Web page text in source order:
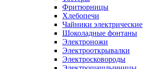
Фритюрницы
Хлебопечи
Чайники электрические
Шоколадные фонтаны
Электроножи
Электрооткрывалки
Электросковороды